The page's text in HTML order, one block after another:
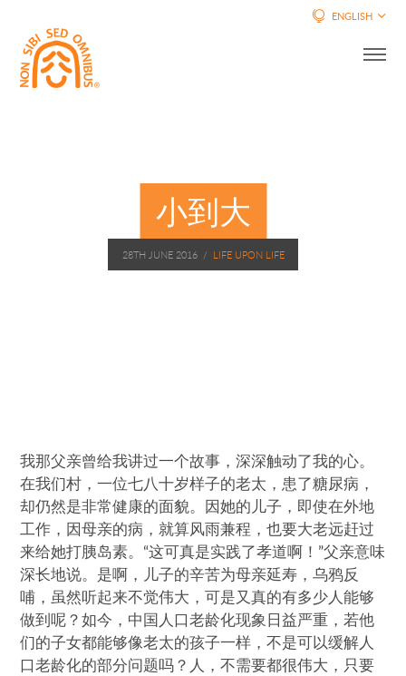
ENGLISH
小到大
28TH JUNE 2016/ LIFE UPON LIFE
我那父亲曾给我讲过一个故事，深深触动了我的心。
在我们村，一位七八十岁样子的老太，患了糖尿病，
却仍然是非常健康的面貌。因她的儿子，即使在外地
工作，因母亲的病，就算风雨兼程，也要大老远赶过
来给她打胰岛素。“这可真是实践了孝道啊！”父亲意味
深长地说。是啊，儿子的辛苦为母亲延寿，乌鸦反
哺，虽然听起来不觉伟大，可是又真的有多少人能够
做到呢？如今，中国人口老龄化现象日益严重，若他
们的子女都能够像老太的孩子一样，不是可以缓解人
口老龄化的部分问题吗？人，不需要都很伟大，只要